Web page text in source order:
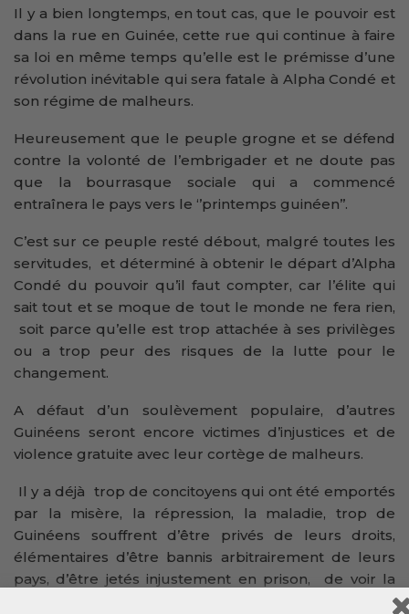
Il y a bien longtemps, en tout cas, que le pouvoir est
dans la rue en Guinée, cette rue qui continue à faire
sa loi en même temps qu’elle est le prémisse d’une
révolution inévitable qui sera fatale à Alpha Condé et
son régime de malheurs.
Heureusement que le peuple grogne et se défend
contre la volonté de l’embrigader et ne doute pas
que la bourrasque sociale qui a commencé
entraînera le pays vers le ‘’printemps guinéen’’.
C’est sur ce peuple resté débout, malgré toutes les
servitudes, et déterminé à obtenir le départ d’Alpha
Condé du pouvoir qu’il faut compter, car l’élite qui
sait tout et se moque de tout le monde ne fera rien,
soit parce qu’elle est trop attachée à ses privilèges
ou a trop peur des risques de la lutte pour le
changement.
A défaut d’un soulèvement populaire, d’autres
Guinéens seront encore victimes d’injustices et de
violence gratuite avec leur cortège de malheurs.
Il y a déjà trop de concitoyens qui ont été emportés
par la misère, la répression, la maladie, trop de
Guinéens souffrent d’être privés de leurs droits,
élémentaires d’être bannis arbitrairement de leurs
pays, d’être jetés injustement en prison, de voir la
Guinée aller tout droit à sa perte. Ils ont décidé